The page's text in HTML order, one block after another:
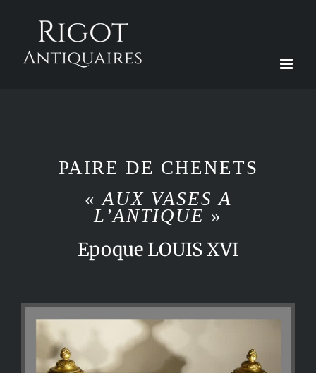
contenu
PAIRE DE CHENETS
«AUX VASES A
L’ANTIQUE »
Epoque LOUIS XVI